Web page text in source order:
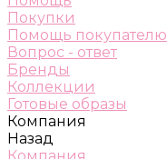
Покупки
Помощь покупателю
Вопрос - ответ
Бренды
Коллекции
Готовые образы
Компания
Назад